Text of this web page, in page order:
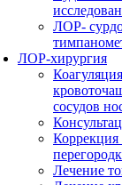
ЛОР-
ЛОР-хирургия
Коагуляция
сосудов
Коррекция
Лечение